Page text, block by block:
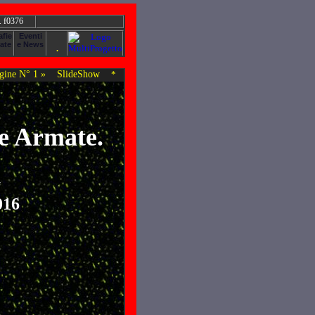
f0376
N° 1 » SlideShow *
Armate.